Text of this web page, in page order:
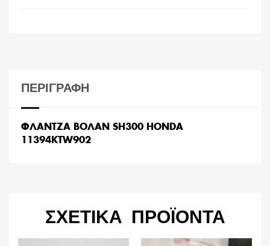
ΠΕΡΙΓΡΑΦΉ
ΦΛΑΝΤΖΑ ΒΟΛΑΝ SH300 HONDA
11394KTW902
ΣΧΕΤΙΚΆ ΠΡΟΪΌΝΤΑ